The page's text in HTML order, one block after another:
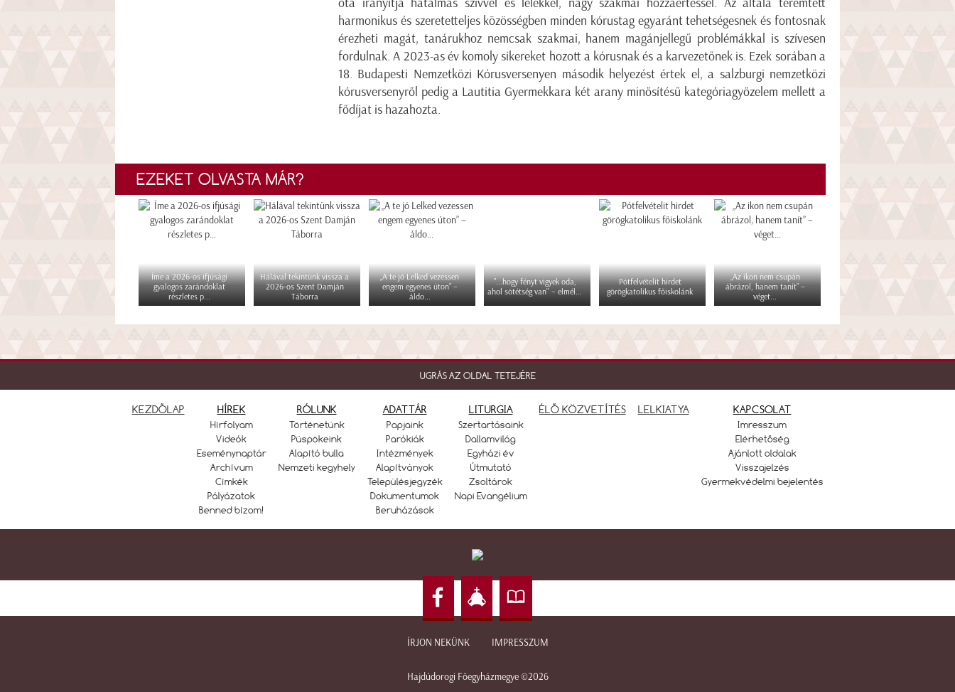
harmonikus és szeretetteljes közösségben minden kórustag egyaránt tehetségesnek és fontosnak
érezheti magát, tanárukhoz nemcsak szakmai, hanem magánjellegű problémákkal is szívesen
fordulnak. A 2023-as év komoly sikereket hozott a kórusnak és a karvezetőnek is. Ezek sorában a
18. Budapesti Nemzetközi Kórusversenyen második helyezést értek el, a salzburgi nemzetközi
kórusversenyről pedig a Lautitia Gyermekkara két arany minősítésű kategóriagyőzelem mellett a
fődíjat is hazahozta.
EZEKET OLVASTA MÁR?
Íme a 2026-os ifjúsági
gyalogos zarándoklat
részletes p...
Hálával tekintünk vissza a
2026-os Szent Damján
Táborra
„A te jó Lelked vezessen
engem egyenes úton” –
áldo...
"...hogy fényt vigyek oda,
ahol sötétség van" – elmél...
Pótfelvételit hirdet
görögkatolikus főiskolánk
„Az ikon nem csupán
ábrázol, hanem tanít” –
véget...
UGRÁS AZ OLDAL TETEJÉRE
KEZDŐLAP HÍREK
Hírfolyam
Videók
Eseménynaptár
Archívum
Címkék
Pályázatok
Benned bízom!
RÓLUNK
Történetünk
Püspökeink
Alapító bulla
Nemzeti kegyhely
ADATTÁR
Papjaink
Parókiák
Intézmények
Alapítványok
Településjegyzék
Dokumentumok
Beruházások
LITURGIA
Szertartásaink
Dallamvilág
Egyházi év
Útmutató
Zsoltárok
Napi Evangélium
ÉLŐ KÖZVETÍTÉS LELKIATYA KAPCSOLAT
Imresszum
Elérhetőség
Ajánlott oldalak
Visszajelzés
Gyermekvédelmi bejelentés
ÍRJON NEKÜNK IMPRESSZUM
Hajdúdorogi Főegyházmegye ©2026